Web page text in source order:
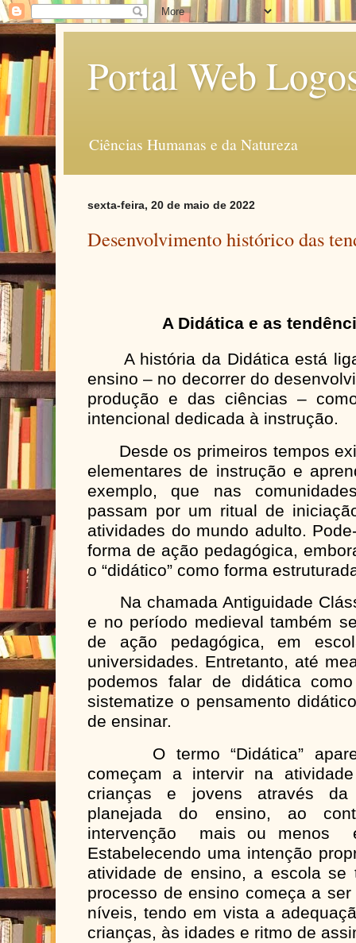
Portal Web
Ciências Humanas e da Natureza
sexta-feira, 20 de maio de 2022
Desenvolvimento histórico das
A Didática e as
A história da Didática está
ensino – no decorrer do
produção e das ciências –
intencional dedicada à instrução.
Desde os primeiros tempos
elementares de instrução e
exemplo, que nas
passam por um ritual de
atividades do mundo adulto.
forma de ação pedagógica,
o “didático” como forma
Na chamada Antiguidade
e no período medieval também
de ação pedagógica, em
universidades. Entretanto, até
podemos falar de didática
sistematize o pensamento
de ensinar.
O termo “Didática”
começam a intervir na
crianças e jovens através
planejada do ensino, ao
intervenção mais ou menos
Estabelecendo uma intenção
atividade de ensino, a escola se
processo de ensino começa a
níveis, tendo em vista a
crianças, às idades e ritmo de